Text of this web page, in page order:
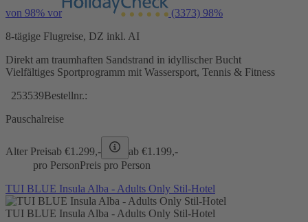
von 98% vor (3373) 98%
8-tägige Flugreise, DZ inkl. AI
Direkt am traumhaften Sandstrand in idyllischer Bucht
Vielfältiges Sportprogramm mit Wassersport, Tennis & Fitness
253539Bestellnr.:
Pauschalreise
Alter Preisab €1.299,- ab €1.199,-
pro PersonPreis pro Person
TUI BLUE Insula Alba - Adults Only Stil-Hotel
TUI BLUE Insula Alba - Adults Only Stil-Hotel